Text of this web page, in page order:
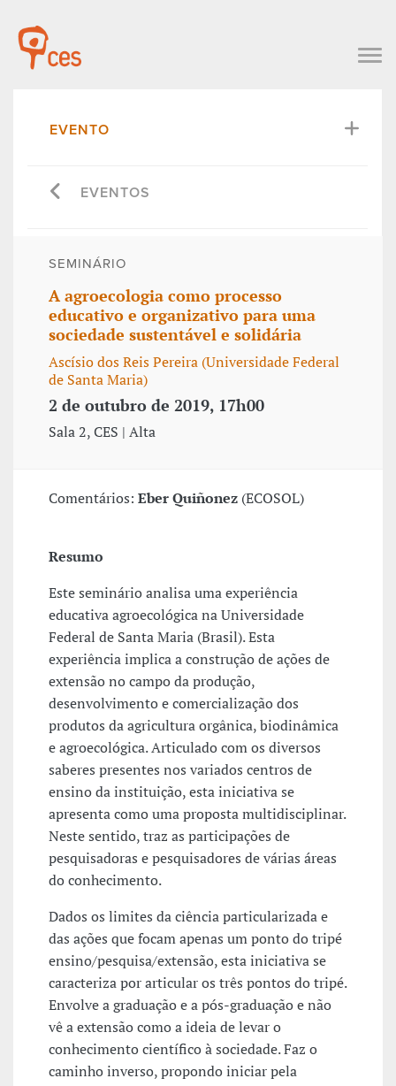
EVENTO
EVENTOS
SEMINÁRIO
A agroecologia como processo
educativo e organizativo para uma
sociedade sustentável e solidária
Ascísio dos Reis Pereira (Universidade Federal
de Santa Maria)
2 de outubro de 2019, 17h00
Sala 2, CES | Alta
Comentários: Eber Quiñonez (ECOSOL)
Resumo
Este seminário analisa uma experiência
educativa agroecológica na Universidade
Federal de Santa Maria (Brasil). Esta
experiência implica a construção de ações de
extensão no campo da produção,
desenvolvimento e comercialização dos
produtos da agricultura orgânica, biodinâmica
e agroecológica. Articulado com os diversos
saberes presentes nos variados centros de
ensino da instituição, esta iniciativa se
apresenta como uma proposta multidisciplinar.
Neste sentido, traz as participações de
pesquisadoras e pesquisadores de várias áreas
do conhecimento.
Dados os limites da ciência particularizada e
das ações que focam apenas um ponto do tripé
ensino/pesquisa/extensão, esta iniciativa se
caracteriza por articular os três pontos do tripé.
Envolve a graduação e a pós-graduação e não
vê a extensão como a ideia de levar o
conhecimento científico à sociedade. Faz o
caminho inverso, propondo iniciar pela